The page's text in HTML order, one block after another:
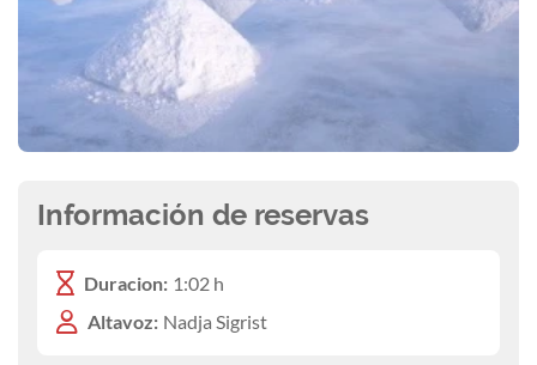
Información de reservas
Duracion: 1:02 h
Altavoz: Nadja Sigrist